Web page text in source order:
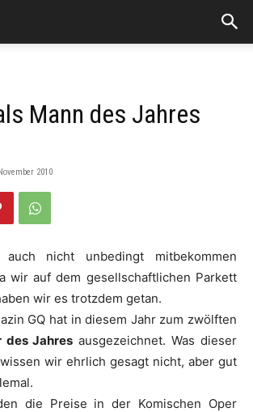
Mann des Jahres
2010
nicht unbedingt mitbekommen
wir auf dem gesellschaftlichen Parkett
wir es trotzdem getan.
GQ hat in diesem Jahr zum zwölften
des Jahres ausgezeichnet. Was dieser
wir ehrlich gesagt nicht, aber gut
die Preise in der Komischen Oper